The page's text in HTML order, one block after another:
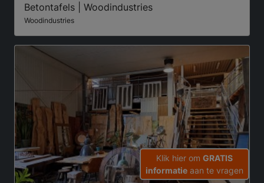
Betontafels | Woodindustries
Woodindustries
Klik hier om GRATIS
informatie aan te vragen